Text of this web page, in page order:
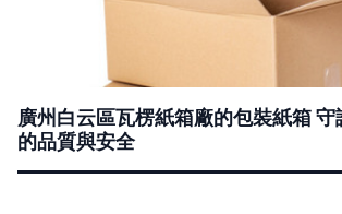
廣州白云區瓦楞紙箱廠的包裝紙箱
的品質與安全